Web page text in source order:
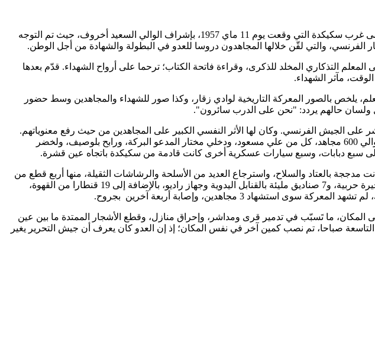
أحيت ولاية سكيكدة، خلال الأسبوع الجاري، الذكرى 69 لمعركة وادي زقار التاريخية بإقليم بلدية عين قشرة أقصى غرب سكيكدة التي وقعت يوم 11 ماي 1957، بإشراف الوالي السعيد أخروف، حيث تم التوجه
الفرنسي، والتي لقّن خلالها المجاهدون دروسا للعدو في البطولة والشهادة من أجل الوطن.
التذكاري المخلد للذكرى، وقراءة فاتحة الكتاب؛ ترحما على أرواح الشهداء. قدّم بعدها
يلخص بالصور المعركة التاريخية لوادي زقار، وكذا صور للشهداء والمجاهدين وسط حضور
ولسان حالهم يردد: "نحن على الدرب سائرون".
على الجيش الفرنسي. وكان لها الأثر النفسي الكبير على المجاهدين من حيث رفع معنوياتهم.
كما تمّ بالمناسبة تكريم المجاهد قويسم محمد. وتمّ خلال تلك المعركة التي كان على رأس فيلقها المكوّن من حوالي 600 مجاهد، كل من علي مسعود، ودخلي مختار المدعو البركة، ورابح بلوصيف، ولخضر
التموين العسكرية عن آخرها، وكانت مدججة بالعتاد والسلاح، واسترجاع العديد من الأسلحة والرشاشات الثقيلة، منها أربع قطع من
السلاح الثقيل، ورشاشتان ثقيلتان من نوع 12/7، و30 رشاشة طومسون، و70 بندقية أوتوماتيكية، و450 مخزن ذخيرة حربية، و7 صناديق مليئة بالقنابل اليدوية وجهاز راديو، بالإضافة إلى 19 قنطارا من القهوة،
المكان، ما تَسبّب في تدمير قرى ومداشر، وإحراق منازل، وقطع الأشجار الممتدة ما بين عين
صباحا، تم نصب كمين آخر في نفس المكان؛ إذ إن العدو كان يعرف أن جيش التحرير يغير